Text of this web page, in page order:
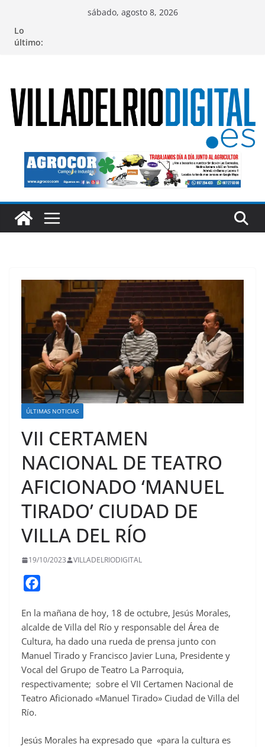
contenido
sábado, agosto 8, 2026
Lo
último:
ÚLTIMAS NOTICIAS
VII CERTAMEN
NACIONAL DE TEATRO
AFICIONADO ‘MANUEL
TIRADO’ CIUDAD DE
VILLA DEL RÍO
19/10/2023 VILLADELRIODIGITAL
c
e
o
o
k
En la mañana de hoy, 18 de octubre, Jesús Morales,
alcalde de Villa del Río y responsable del Área de
Cultura, ha dado una rueda de prensa junto con
Manuel Tirado y Francisco Javier Luna, Presidente y
Vocal del Grupo de Teatro La Parroquia,
respectivamente; sobre el VII Certamen Nacional de
Teatro Aficionado «Manuel Tirado» Ciudad de Villa del
Río.
Jesús Morales ha expresado que «para la cultura es